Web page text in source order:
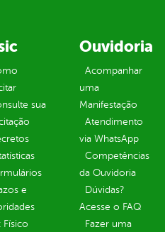
sua
e
Físico
Ouvidoria
Acompanhar
uma
Manifestação
Atendimento
via WhatsApp
Competências
da Ouvidoria
Dúvidas?
Acesse o FAQ
Fazer uma